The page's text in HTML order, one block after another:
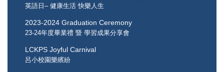
英語日– 健康生活 快樂人生
2023-2024 Graduation Ceremony
23-24年度畢業禮 暨 學習成果分享會
LCKPS Joyful Carnival
呂小校園樂繽紛